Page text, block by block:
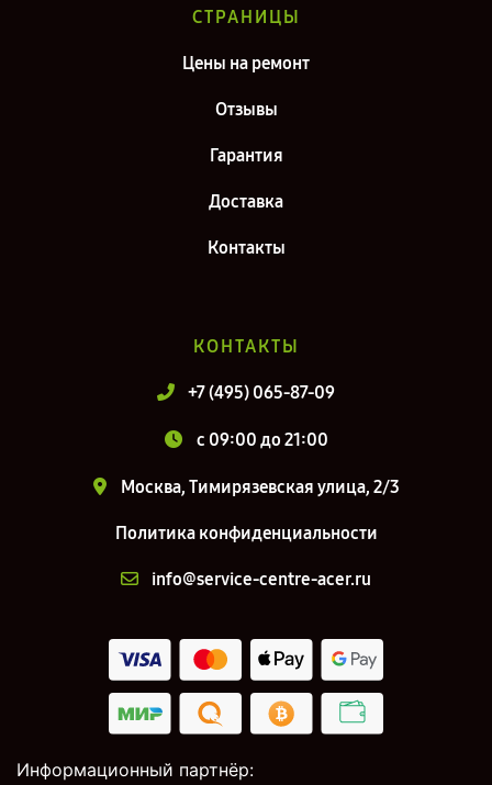
СТРАНИЦЫ
Цены на ремонт
Отзывы
Гарантия
Доставка
Контакты
КОНТАКТЫ
+7 (495) 065-87-09
c 09:00 до 21:00
Москва, Тимирязевская улица, 2/3
Политика конфиденциальности
info@service-centre-acer.ru
Информационный партнёр: